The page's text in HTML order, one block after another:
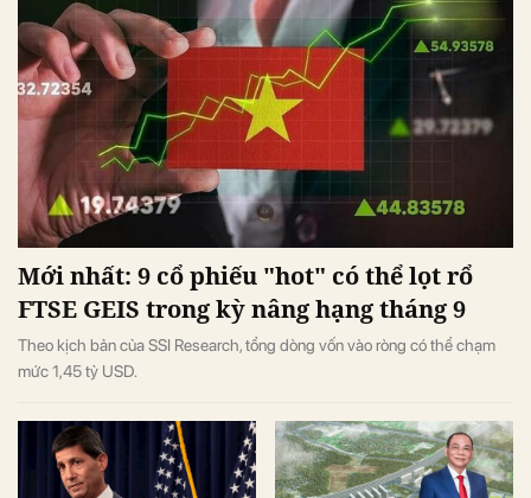
Mới nhất: 9 cổ phiếu "hot" có thể lọt rổ
FTSE GEIS trong kỳ nâng hạng tháng 9
Theo kịch bản của SSI Research, tổng dòng vốn vào ròng có thể chạm
mức 1,45 tỷ USD.